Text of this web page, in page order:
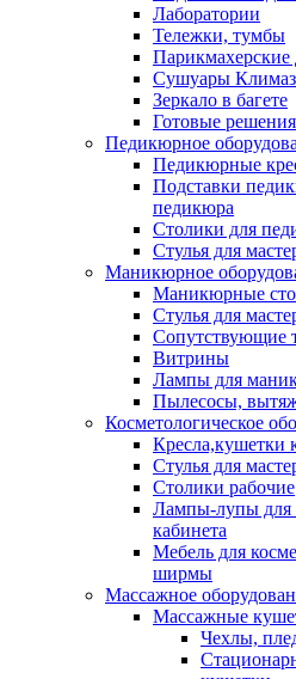
Лаборатории
Тележки, тумбы
Парикмахерские
Сушуары
Зеркало в багете
Готовые решения
Педикюрное
Педикюрные
Подставки
педикюра
Столики для
Стулья для
Маникюрное
Маникюрные
Стулья для
Сопутствующие
Витрины
Лампы для
Пылесосы,
Косметологическое
Кресла,кушетки
Стулья для
Столики рабочие
Лампы-лупы для
кабинета
Мебель для
ширмы
Массажное
Массажные
Чехлы,